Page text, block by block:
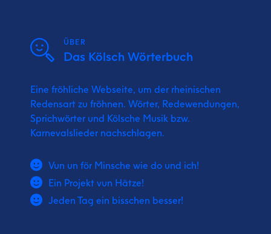
ÜBER
Das Kölsch Wörterbuch
Eine fröhliche Webseite, um der rheinischen
Redensart zu fröhnen. Wörter, Redewendungen,
Sprichwörter und Kölsche Musik bzw.
Karnevalslieder nachschlagen.
Vun un för Minsche wie do und ich!
Ein Projekt vun Hätze!
Jeden Tag ein bisschen besser!